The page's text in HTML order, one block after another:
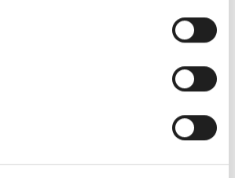
Grau? Monoachser
Frontpoliert im exklusiven KNAUS